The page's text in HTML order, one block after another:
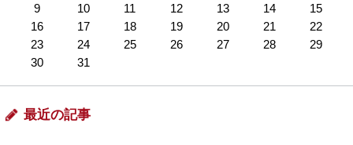
9
10 11 12 13 14
15
16
17 18 19 20 21
22
23
24 25 26 27 28
29
30
31
最近の記事